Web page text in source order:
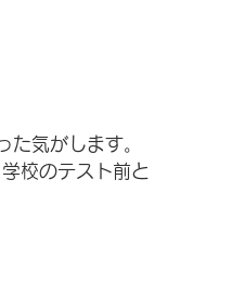
気がします。
校のテスト前と